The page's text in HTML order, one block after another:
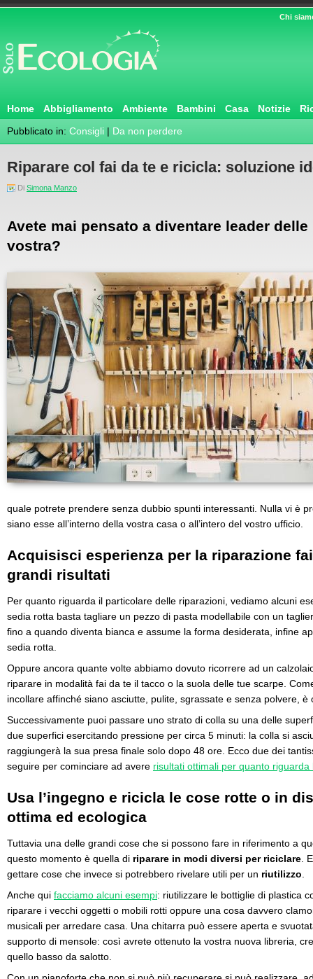
Chi
Home Abbigliamento Ambiente Bambini Casa Notizie
Pubblicato in: Consigli | Da non perdere
Riparare col fai da te e ricicla: soluzione
Di Simona Manzo
Avete mai pensato a diventare leader
vostra?
quale potrete prendere senza dubbio spunti interessanti. Nulla vi è
siano esse all’interno della vostra casa o all’intero del vostro ufficio.
Acquisisci esperienza per la riparazione
grandi risultati
Per quanto riguarda il particolare delle riparazioni, vediamo alcuni
sedia rotta basta tagliare un pezzo di pasta modellabile con un
fino a quando diventa bianca e assume la forma desiderata, infine
sedia rotta.
Oppure ancora quante volte abbiamo dovuto ricorrere ad un
riparare in modalità fai da te il tacco o la suola delle tue scarpe.
incollare affinché siano asciutte, pulite, sgrassate e senza polvere, è
Successivamente puoi passare uno strato di colla su una delle
due superfici esercitando pressione per circa 5 minuti: la colla si
raggiungerà la sua presa finale solo dopo 48 ore. Ecco due dei
seguire per cominciare ad avere risultati ottimali per quanto riguarda
Usa l’ingegno e ricicla le cose rotte o in
ottima ed ecologica
Tuttavia una delle grandi cose che si possono fare in riferimento a
questo momento è quella di riparare in modi diversi per riciclare .
gettare cose che invece si potrebbero rivelare utili per un riutilizzo
Anche qui facciamo alcuni esempi: riutilizzare le bottiglie di plastica
riparare i vecchi oggetti o mobili rotti oppure una cosa davvero
musicali per arredare casa. Una chitarra può essere aperta e
supporto di mensole: così avrete ottenuto la vostra nuova libreria,
quello basso da salotto.